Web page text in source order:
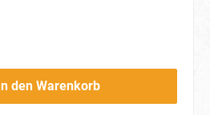
In den Warenkorb